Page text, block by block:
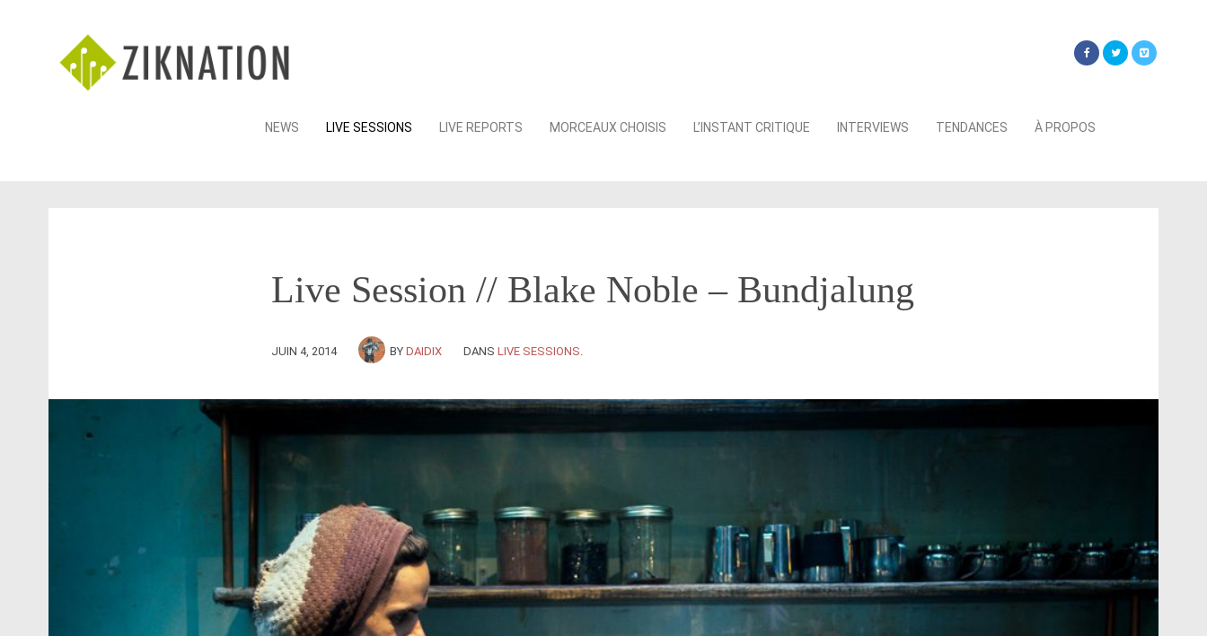
Skip
NEWS LIVE SESSIONS LIVE REPORTS MORCEAUX CHOISIS L’INSTANT CRITIQUE INTERVIEWS TENDANCES À PROPOS
Live Session // Blake Noble – Bundjalung
JUIN 4, 2014 BY DAIDIX DANS LIVE SESSIONS